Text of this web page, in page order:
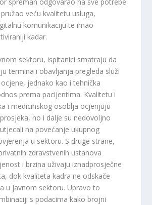
veću kvalitetu usluga,
komunikaciju te imao
kadar.
sektoru, ispitanici smatraju da
termina i obavljanja pregleda služi
jednako kao i tehnička
prema pacijentima. Kvalitetu i
i medicinskog osoblja ocjenjuju
no i dalje su nedovoljno
na povećanje ukupnog
u sektoru. S druge strane,
zdravstvenih ustanova
i brzina uživaju iznadprosječne
dok kvaliteta kadra ne odskače
u javnom sektoru. Upravo to
s podacima kako brojni